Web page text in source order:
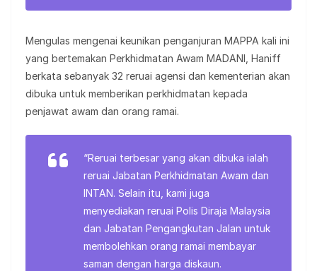
Mengulas mengenai keunikan penganjuran MAPPA kali ini
yang bertemakan Perkhidmatan Awam MADANI, Haniff
berkata sebanyak 32 reruai agensi dan kementerian akan
dibuka untuk memberikan perkhidmatan kepada
penjawat awam dan orang ramai.
“Reruai terbesar yang akan dibuka ialah
reruai Jabatan Perkhidmatan Awam dan
INTAN. Selain itu, kami juga
menyediakan reruai Polis Diraja Malaysia
dan Jabatan Pengangkutan Jalan untuk
membolehkan orang ramai membayar
saman dengan harga diskaun.